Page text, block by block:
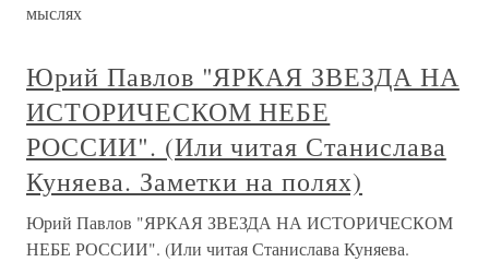
мыслях
Юрий Павлов "ЯРКАЯ ЗВЕЗДА НА
ИСТОРИЧЕСКОМ НЕБЕ
РОССИИ". (Или читая Станислава
Куняева. Заметки на полях)
Юрий Павлов "ЯРКАЯ ЗВЕЗДА НА ИСТОРИЧЕСКОМ
НЕБЕ РОССИИ". (Или читая Станислава Куняева.